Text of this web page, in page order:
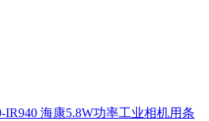
IR940 海康5.8W功率工业相机用条